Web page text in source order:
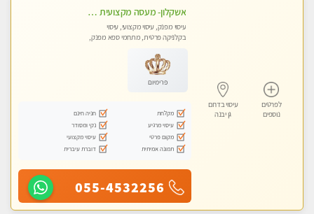
לפרטים
נוספים
עיסוי בדרום
גן יבנה
אשקלון- מעסה מקצועית חדשה ואיכותית לעיסוי מרגיע ומפנק VIP-מומלץ לחלוטין! פרטי! ​​​​​​ Highly recommended
עיסוי מפנק, עיסוי מקצועי, עיסוי
בקלניקה פרטית, מתחמי ספא מפנק,
טנטרה
פרימיום
מקלחת
חניה חינם
עיסוי מרגיע
נקי ומסודר
מקום פרטי
עיסוי מקצועי
תמונה אמיתית
דוברת עיברית
055-4532256